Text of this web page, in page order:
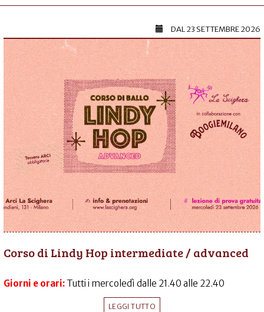
DAL23 SETTEMBRE 2026
Corso di Lindy Hop intermediate / advanced
Giorni e orari: Tutti i mercoledì dalle 21.40 alle 22.40
LEGGI TUTTO